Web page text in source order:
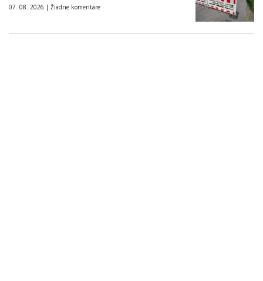
07. 08. 2026 | Žiadne komentáre